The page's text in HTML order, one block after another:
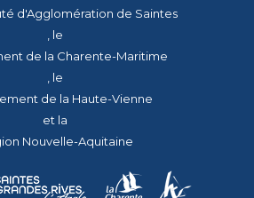
d'Agglomération de Saintes
, le
de la Charente-Maritime
, le
de la Haute-Vienne
et la
Nouvelle-Aquitaine